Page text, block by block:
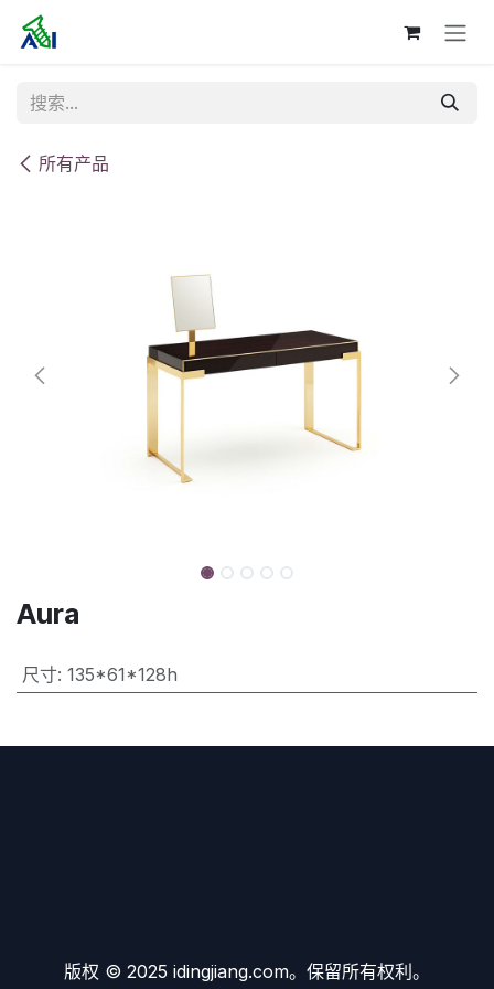
跳至内容
所有产品
Aura
尺寸: 135*61*128h
版权 © 2025 idingjiang.com。保留所有权利。